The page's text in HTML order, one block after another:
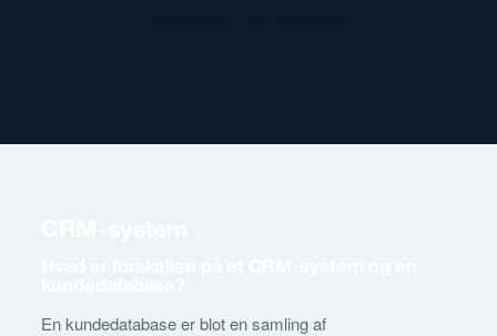
En kundedatabase er blot en samling af